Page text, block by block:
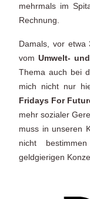
mehrmals im
Rechnung.
Damals, vor
vomUmwelt-
Thema auch bei
mich nicht nur
Fridays For
mehr sozialer
muss in unseren
nicht
geldgierigen